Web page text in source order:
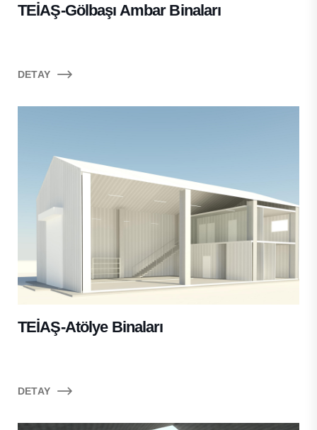
TEİAŞ-Gölbaşı Ambar Binaları
DETAY
TEİAŞ-Atölye Binaları
DETAY